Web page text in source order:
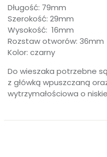
Długość: 79mm
Szerokość: 29mm
Wysokość: 16mm
Rozstaw otworów: 36mm
Kolor: czarny
Do wieszaka potrzebne
z główką wpuszczaną
wytrzymałościowa o